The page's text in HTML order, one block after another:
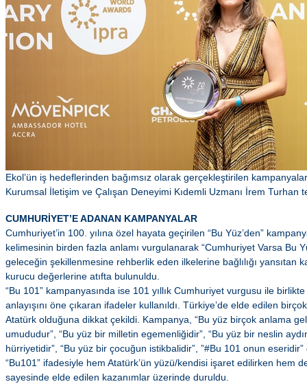
Ekol’ün iş hedeflerinden bağımsız olarak gerçekleştirilen
Kurumsal İletişim ve Çalışan Deneyimi Kıdemli Uzmanı İrem Turhan
CUMHURİYET’E ADANAN KAMPANYALAR
Cumhuriyet’in 100. yılına özel hayata geçirilen “Bu Yüz’den”
kelimesinin birden fazla anlamı vurgulanarak “Cumhuriyet Varsa Bu
geleceğin şekillenmesine rehberlik eden ilkelerine bağlılığı yansıtan
kurucu değerlerine atıfta bulunuldu.
“Bu 101” kampanyasında ise 101 yıllık Cumhuriyet vurgusu ile
anlayışını öne çıkaran ifadeler kullanıldı. Türkiye’de elde edilen
Atatürk olduğuna dikkat çekildi. Kampanya, “Bu yüz birçok anlama
umududur”, “Bu yüz bir milletin egemenliğidir”, “Bu yüz bir neslin
hürriyetidir”, “Bu yüz bir çocuğun istikbalidir”, ”#Bu 101 onun
“Bu101” ifadesiyle hem Atatürk’ün yüzü/kendisi işaret edilirken hem
sayesinde elde edilen kazanımlar üzerinde duruldu.